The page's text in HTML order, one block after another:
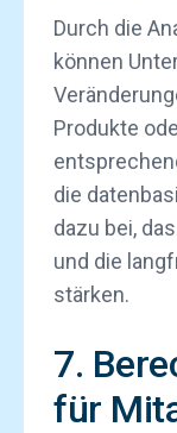
Durch die
können
Produkte
die
dazu bei,
und die
stärken.
7.
für